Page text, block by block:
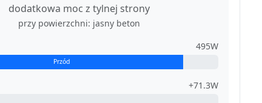
dodatkowa moc z tylnej strony
przy powierzchni: jasny beton
495W
Przód
+71.3W